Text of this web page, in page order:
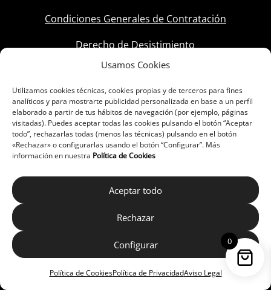
Usamos Cookies
Utilizamos cookies técnicas, cookies propias y de terceros para fines
analíticos y para mostrarte publicidad personalizada en base a un perfil
elaborado a partir de tus hábitos de navegación (por ejemplo, páginas
visitadas). Puedes aceptar todas las cookies pulsando el botón “Aceptar
todo”, rechazarlas todas (menos las técnicas) pulsando en el botón
«Rechazar» o configurarlas usando el botón “Configurar”. Más
información en nuestra Política de Cookies
Aceptar todo
Rechazar
Configurar
Política de CookiesPolítica de PrivacidadAviso Legal
Condiciones Generales de Contratación
Derecho de Desistimiento
Política de Cookies
0